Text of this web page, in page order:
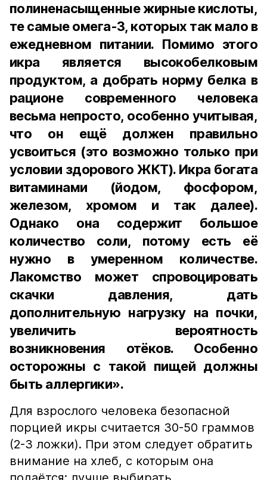
полиненасыщенные жирные кислоты,
те самые омега-3, которых так мало в
ежедневном питании. Помимо этого
икра является высокобелковым
продуктом, а добрать норму белка в
рационе современного человека
весьма непросто, особенно учитывая,
что он ещё должен правильно
усвоиться (это возможно только при
условии здорового ЖКТ). Икра богата
витаминами (йодом, фосфором,
железом, хромом и так далее).
Однако она содержит большое
количество соли, потому есть её
нужно в умеренном количестве.
Лакомство может спровоцировать
скачки давления, дать
дополнительную нагрузку на почки,
увеличить вероятность
возникновения отёков. Особенно
осторожны с такой пищей должны
быть аллергики».
Для взрослого человека безопасной
порцией икры считается 30-50 граммов
(2-3 ложки). При этом следует обратить
внимание на хлеб, с которым она